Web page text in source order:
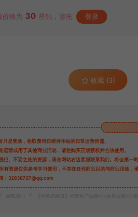
价格为 30 星钻，请先 登录
收藏 (3)
只是赞助，收取费用仅维持本站的日常运营所需。
运营或用于其他商业活动，请您购买正版授权并合法使用。
犯、不妥之处的资源，请在网站右边客服联系我们。将会第一
有资源仅供参考学习使用，不存在任何商业目的与商业用途，
：32838727@qq.com
【聊斋妖魔道】全套客户端源码+服务端源码+